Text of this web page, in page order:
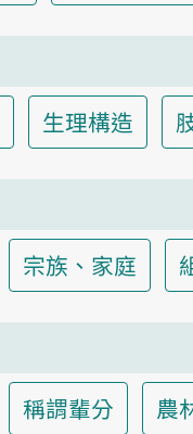
生理構造
宗族、家庭
稱謂輩分 農